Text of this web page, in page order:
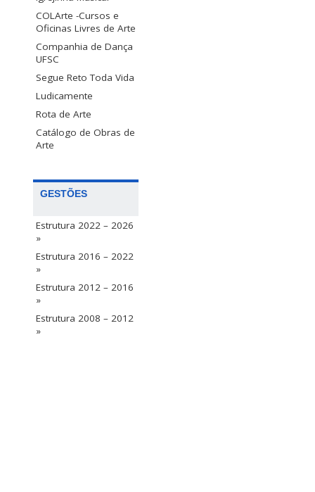
COLArte -Cursos e
Oficinas Livres de Arte
Companhia de Dança
UFSC
Segue Reto Toda Vida
Ludicamente
Rota de Arte
Catálogo de Obras de
Arte
GESTÕES
Estrutura 2022 – 2026
»
Estrutura 2016 – 2022
»
Estrutura 2012 – 2016
»
Estrutura 2008 – 2012
»